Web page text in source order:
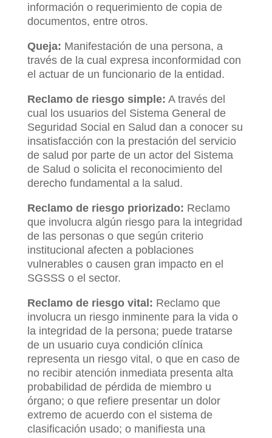
información o requerimiento de copia de
documentos, entre otros.
Queja: Manifestación de una persona, a
través de la cual expresa inconformidad con
el actuar de un funcionario de la entidad.
Reclamo de riesgo simple: A través del
cual los usuarios del Sistema General de
Seguridad Social en Salud dan a conocer su
insatisfacción con la prestación del servicio
de salud por parte de un actor del Sistema
de Salud o solicita el reconocimiento del
derecho fundamental a la salud.
Reclamo de riesgo priorizado: Reclamo
que involucra algún riesgo para la integridad
de las personas o que según criterio
institucional afecten a poblaciones
vulnerables o causen gran impacto en el
SGSSS o el sector.
Reclamo de riesgo vital: Reclamo que
involucra un riesgo inminente para la vida o
la integridad de la persona; puede tratarse
de un usuario cuya condición clínica
representa un riesgo vital, o que en caso de
no recibir atención inmediata presenta alta
probabilidad de pérdida de miembro u
órgano; o que refiere presentar un dolor
extremo de acuerdo con el sistema de
clasificación usado; o manifiesta una